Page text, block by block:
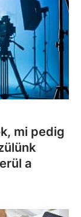
mi pedig
a